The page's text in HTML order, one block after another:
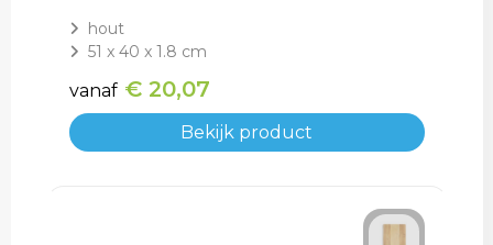
hout
51 x 40 x 1.8 cm
vanaf € 20,07
Bekijk product